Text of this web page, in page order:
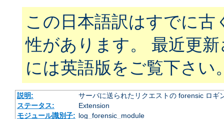
この日本語訳はすでに古
性があります。 最近更
には英語版をご覧下さい
説明:
サーバに送られたリクエストの forensic ロギ
ステータス:
Extension
モジュール識別子: log_forensic_module